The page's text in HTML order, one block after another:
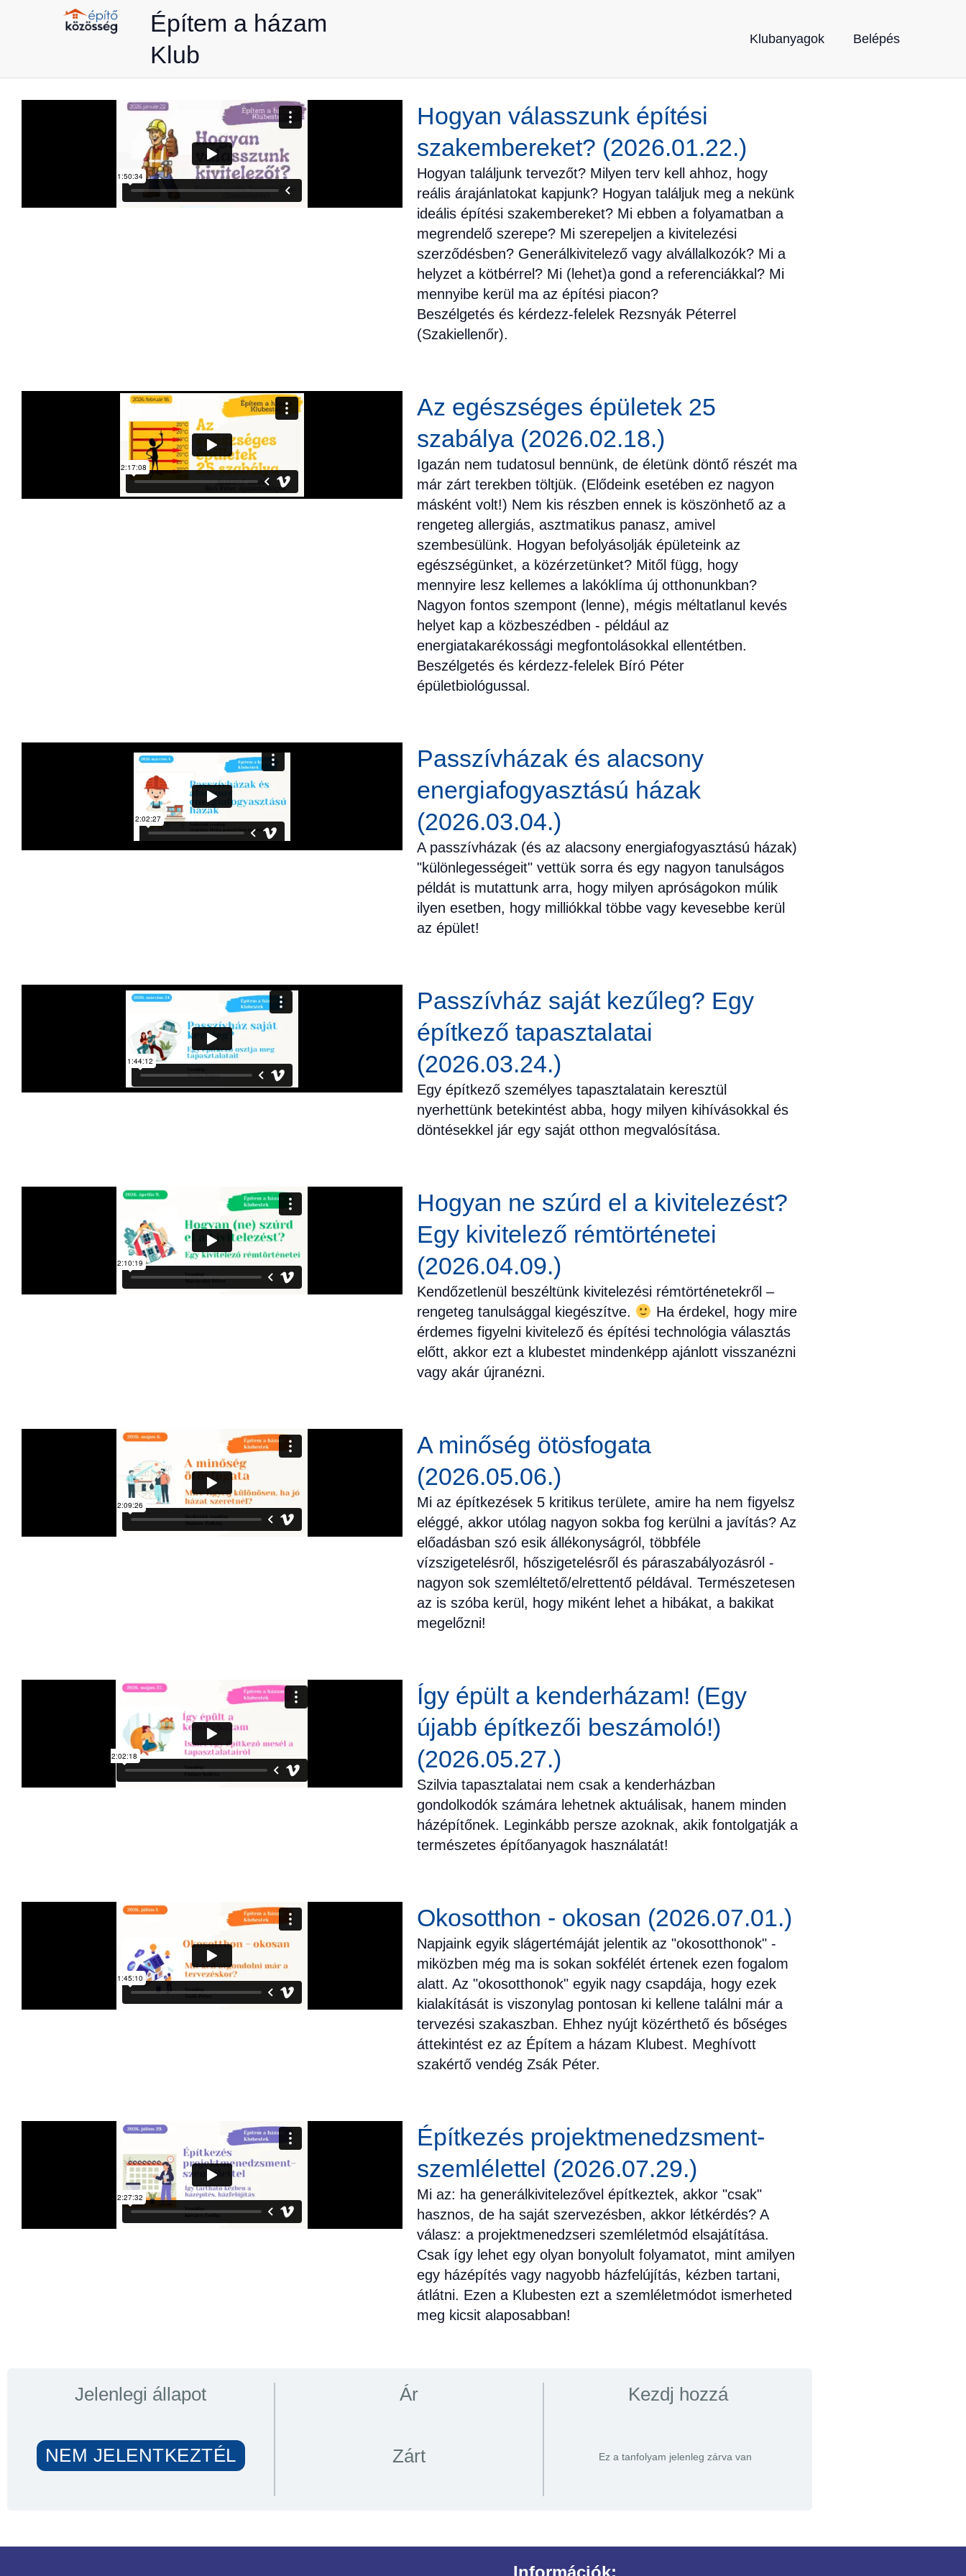
Építem a házam
Klub
Klubanyagok Belépés
Hogyan válasszunk építési
szakembereket? (2026.01.22.)
Hogyan találjunk tervezőt? Milyen terv kell ahhoz, hogy
reális árajánlatokat kapjunk? Hogyan találjuk meg a nekünk
ideális építési szakembereket? Mi ebben a folyamatban a
megrendelő szerepe? Mi szerepeljen a kivitelezési
szerződésben? Generálkivitelező vagy alvállalkozók? Mi a
helyzet a kötbérrel? Mi (lehet)a gond a referenciákkal? Mi
mennyibe kerül ma az építési piacon?
Beszélgetés és kérdezz-felelek Rezsnyák Péterrel
(Szakiellenőr).
Az egészséges épületek 25
szabálya (2026.02.18.)
Igazán nem tudatosul bennünk, de életünk döntő részét ma
már zárt terekben töltjük. (Elődeink esetében ez nagyon
másként volt!) Nem kis részben ennek is köszönhető az a
rengeteg allergiás, asztmatikus panasz, amivel
szembesülünk. Hogyan befolyásolják épületeink az
egészségünket, a közérzetünket? Mitől függ, hogy
mennyire lesz kellemes a lakóklíma új otthonunkban?
Nagyon fontos szempont (lenne), mégis méltatlanul kevés
helyet kap a közbeszédben - például az
energiatakarékossági megfontolásokkal ellentétben.
Beszélgetés és kérdezz-felelek Bíró Péter
épületbiológussal.
Passzívházak és alacsony
energiafogyasztású házak
(2026.03.04.)
A passzívházak (és az alacsony energiafogyasztású házak)
"különlegességeit" vettük sorra és egy nagyon tanulságos
példát is mutattunk arra, hogy milyen apróságokon múlik
ilyen esetben, hogy milliókkal többe vagy kevesebbe kerül
az épület!
Passzívház saját kezűleg? Egy
építkező tapasztalatai
(2026.03.24.)
Egy építkező személyes tapasztalatain keresztül
nyerhettünk betekintést abba, hogy milyen kihívásokkal és
döntésekkel jár egy saját otthon megvalósítása.
Hogyan ne szúrd el a kivitelezést?
Egy kivitelező rémtörténetei
(2026.04.09.)
Kendőzetlenül beszéltünk kivitelezési rémtörténetekről –
rengeteg tanulsággal kiegészítve.
Ha érdekel, hogy mire
érdemes figyelni kivitelező és építési technológia választás
előtt, akkor ezt a klubestet mindenképp ajánlott visszanézni
vagy akár újranézni.
A minőség ötösfogata
(2026.05.06.)
Mi az építkezések 5 kritikus területe, amire ha nem figyelsz
eléggé, akkor utólag nagyon sokba fog kerülni a javítás? Az
előadásban szó esik állékonyságról, többféle
vízszigetelésről, hőszigetelésről és páraszabályozásról -
nagyon sok szemléltető/elrettentő példával. Természetesen
az is szóba kerül, hogy miként lehet a hibákat, a bakikat
megelőzni!
Így épült a kenderházam! (Egy
újabb építkezői beszámoló!)
(2026.05.27.)
Szilvia tapasztalatai nem csak a kenderházban
gondolkodók számára lehetnek aktuálisak, hanem minden
házépítőnek. Leginkább persze azoknak, akik fontolgatják a
természetes építőanyagok használatát!
Okosotthon - okosan (2026.07.01.)
Napjaink egyik slágertémáját jelentik az "okosotthonok" -
miközben még ma is sokan sokfélét értenek ezen fogalom
alatt. Az "okosotthonok" egyik nagy csapdája, hogy ezek
kialakítását is viszonylag pontosan ki kellene találni már a
tervezési szakaszban. Ehhez nyújt közérthető és bőséges
áttekintést ez az Építem a házam Klubest. Meghívott
szakértő vendég Zsák Péter.
Építkezés projektmenedzsment-
szemlélettel (2026.07.29.)
Mi az: ha generálkivitelezővel építkeztek, akkor "csak"
hasznos, de ha saját szervezésben, akkor létkérdés? A
válasz: a projektmenedzseri szemléletmód elsajátítása.
Csak így lehet egy olyan bonyolult folyamatot, mint amilyen
egy házépítés vagy nagyobb házfelújítás, kézben tartani,
átlátni. Ezen a Klubesten ezt a szemléletmódot ismerheted
meg kicsit alaposabban!
Jelenlegi állapot
NEM JELENTKEZTÉL
Ár
Zárt
Kezdj hozzá
Ez a tanfolyam jelenleg zárva van